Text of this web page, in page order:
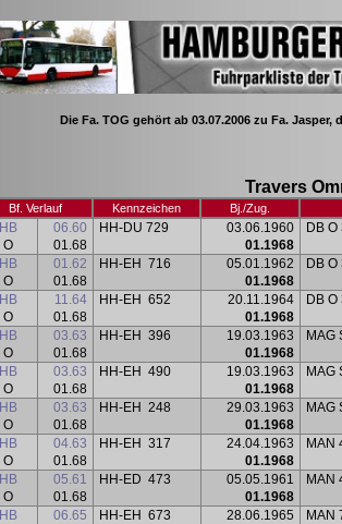
Die Fa. TOG gehört ab 03.07.2006 zu Fa.
Travers
Bf. Verlauf Kennzeichen Bj ./Zug.
HB
O
06.60
01.68
HH-DU 729
03.06.1960
01.1968
DB
HB
O
01.62
01.68
HH-EH 716
05.01.1962
01.1968
DB O
HB
O
11.64
01.68
HH-EH 652
20.11.1964
01.1968
DB O
HB
O
03.63
01.68
HH-EH 396
19.03.1963
01.1968
MAG
HB
O
03.63
01.68
HH-EH 490
19.03.1963
01.1968
MAG
HB
O
03.63
01.68
HH-EH 248
29.03.1963
01.1968
MAG
HB
O
04.63
01.68
HH-EH 317
24.04.1963
01.1968
MAN
HB
O
05.61
01.68
HH-ED 473
05.05.1961
01.1968
MAN
HB
06.65
HH-EH 673
28.06.1965
MAN